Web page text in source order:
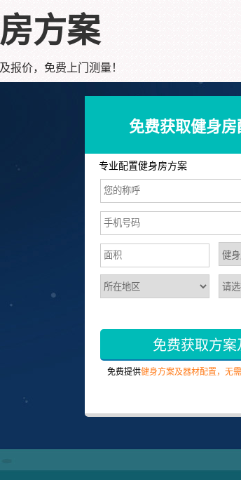
方案
价，免费上门测量！
免费获取健身
专业配置健身房方案
免费获取方案
免费提供健身方案及器材配置，无